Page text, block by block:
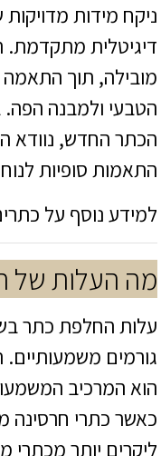
ניקח מידות
דיגיטלית
מובילה, תוך
הטבעי ולמבנה הפה.
הכתר החדש, נוודא
התאמות סופיות
למידע נוסף על
מה העלות של
עלות החלפת כתר
גורמים
הוא המרכיב
כאשר כתרי חרסינה
ליקרים יותר מכתרי